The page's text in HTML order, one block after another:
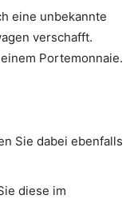
eine unbekannte
verschafft.
Portemonnaie.
Sie dabei ebenfalls
diese im